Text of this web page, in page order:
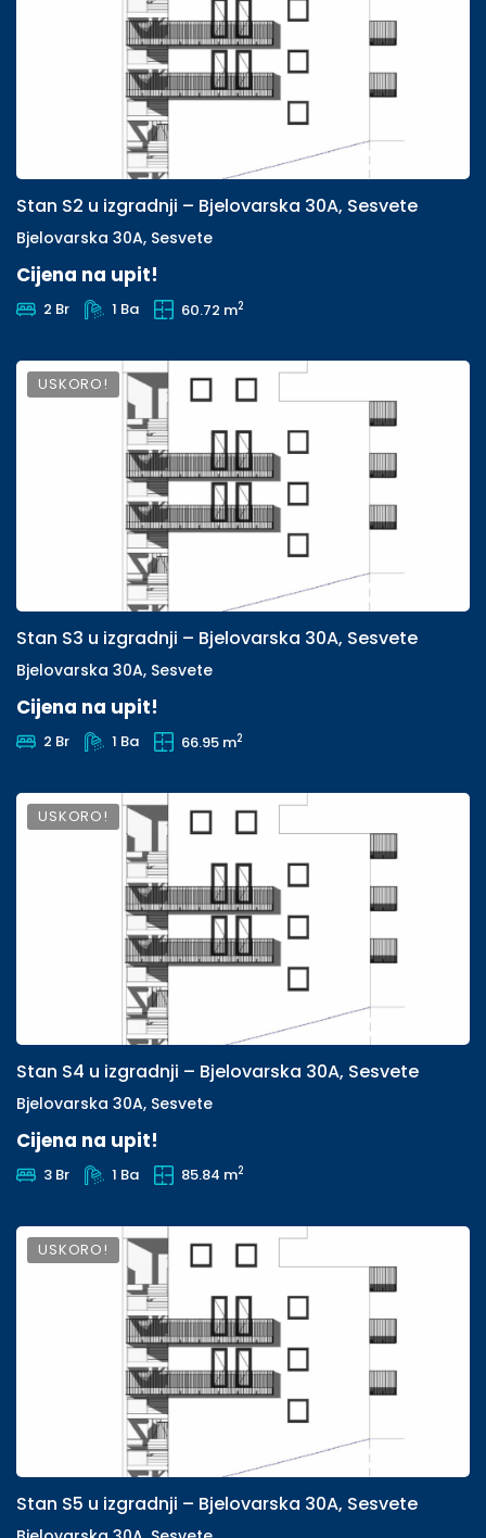
Stan S2 u izgradnji – Bjelovarska 30A, Sesvete
Bjelovarska 30A, Sesvete
Cijena na upit!
2 Br 1 Ba 60.72 m2
USKORO!
Stan S3 u izgradnji – Bjelovarska 30A, Sesvete
Bjelovarska 30A, Sesvete
Cijena na upit!
2 Br 1 Ba 66.95 m2
USKORO!
Stan S4 u izgradnji – Bjelovarska 30A, Sesvete
Bjelovarska 30A, Sesvete
Cijena na upit!
3 Br 1 Ba 85.84 m2
USKORO!
Stan S5 u izgradnji – Bjelovarska 30A, Sesvete